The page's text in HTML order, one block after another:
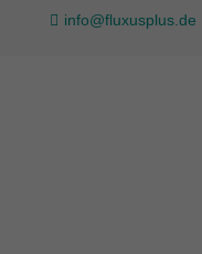
info@fluxusplus.de